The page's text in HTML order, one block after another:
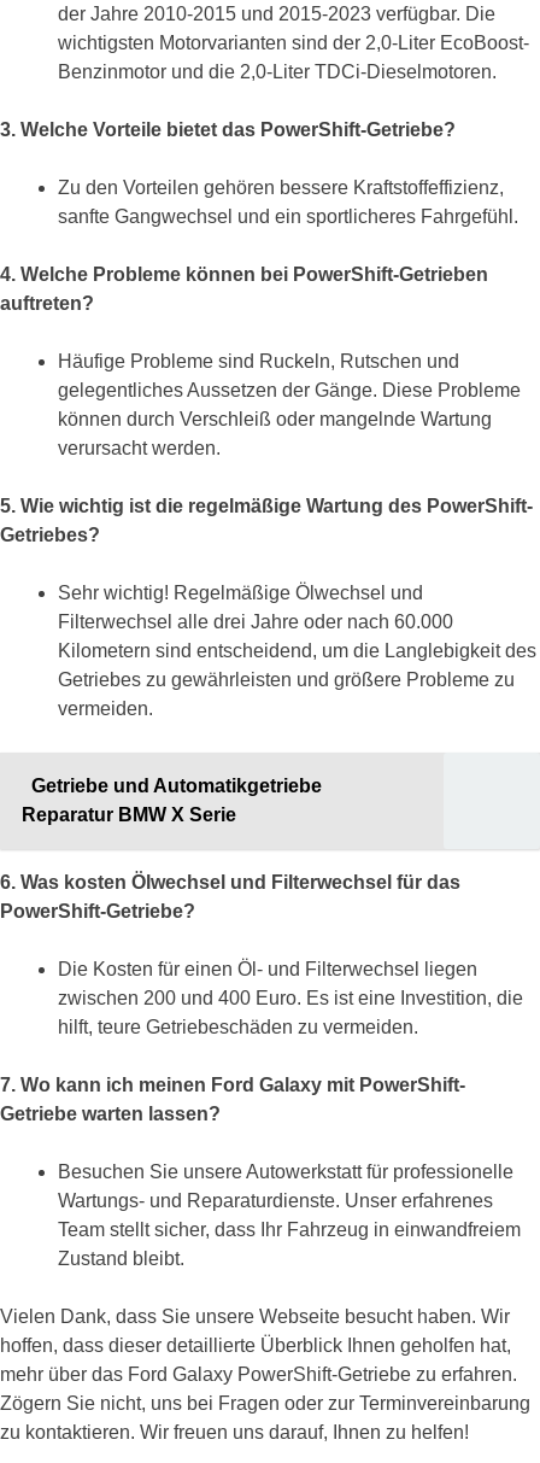
der Jahre 2010-2015 und 2015-2023 verfügbar. Die
wichtigsten Motorvarianten sind der 2,0-Liter EcoBoost-
Benzinmotor und die 2,0-Liter TDCi-Dieselmotoren.
3. Welche Vorteile bietet das PowerShift-Getriebe?
Zu den Vorteilen gehören bessere Kraftstoffeffizienz,
sanfte Gangwechsel und ein sportlicheres Fahrgefühl.
4. Welche Probleme können bei PowerShift-Getrieben
auftreten?
Häufige Probleme sind Ruckeln, Rutschen und
gelegentliches Aussetzen der Gänge. Diese Probleme
können durch Verschleiß oder mangelnde Wartung
verursacht werden.
5. Wie wichtig ist die regelmäßige Wartung des PowerShift-
Getriebes?
Sehr wichtig! Regelmäßige Ölwechsel und
Filterwechsel alle drei Jahre oder nach 60.000
Kilometern sind entscheidend, um die Langlebigkeit des
Getriebes zu gewährleisten und größere Probleme zu
vermeiden.
Getriebe und Automatikgetriebe
Reparatur BMW X Serie
6. Was kosten Ölwechsel und Filterwechsel für das
PowerShift-Getriebe?
Die Kosten für einen Öl- und Filterwechsel liegen
zwischen 200 und 400 Euro. Es ist eine Investition, die
hilft, teure Getriebeschäden zu vermeiden.
7. Wo kann ich meinen Ford Galaxy mit PowerShift-
Getriebe warten lassen?
Besuchen Sie unsere Autowerkstatt für professionelle
Wartungs- und Reparaturdienste. Unser erfahrenes
Team stellt sicher, dass Ihr Fahrzeug in einwandfreiem
Zustand bleibt.
Vielen Dank, dass Sie unsere Webseite besucht haben. Wir
hoffen, dass dieser detaillierte Überblick Ihnen geholfen hat,
mehr über das Ford Galaxy PowerShift-Getriebe zu erfahren.
Zögern Sie nicht, uns bei Fragen oder zur Terminvereinbarung
zu kontaktieren. Wir freuen uns darauf, Ihnen zu helfen!